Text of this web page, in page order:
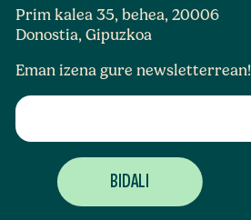
Prim kalea 35, behea, 20006
Donostia, Gipuzkoa
Eman izena gure newsletterrean!